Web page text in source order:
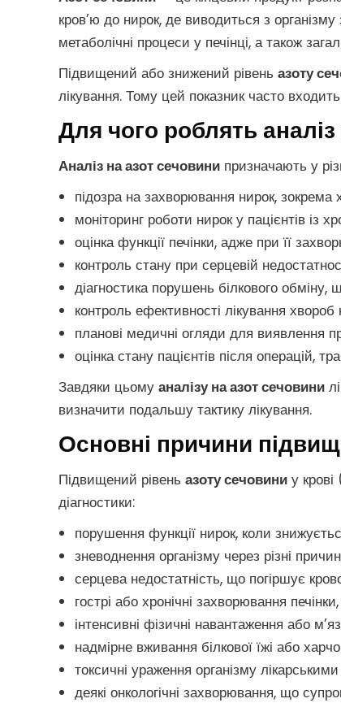
кров’ю до нирок, де виводиться з
метаболічні процеси у печінці, а також
Підвищений або знижений рівень азоту
лікування. Тому цей показник часто
Для чого роблять
Аналіз на азот сечовини призначають у
підозра на захворювання нирок, зокрема
моніторинг роботи нирок у пацієнтів із
оцінка функції печінки, адже при її
контроль стану при серцевій
діагностика порушень білкового
контроль ефективності лікування хвороб
планові медичні огляди для виявлення
оцінка стану пацієнтів після операцій,
Завдяки цьому аналізу на азот сечовини
визначити подальшу тактику лікування.
Основні причини
Підвищений рівень азоту сечовини у
діагностики:
порушення функції нирок, коли
зневоднення організму через різні
серцева недостатність, що погіршує
гострі або хронічні захворювання
інтенсивні фізичні навантаження або
надмірне вживання білкової їжі або
токсичні ураження організму
деякі онкологічні захворювання, що